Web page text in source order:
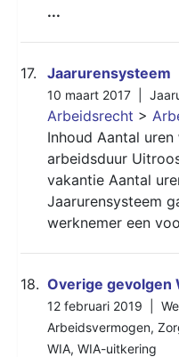
...
17. Jaarurensysteem
10 maart 2017 |
Arbeidsrecht >
Inhoud Aantal uren
arbeidsduur
vakantie Aantal
Jaarurensysteem
werknemer een
18. Overige gevolgen
12 februari 2019 |
Arbeidsvermogen,
WIA, WIA-uitkering